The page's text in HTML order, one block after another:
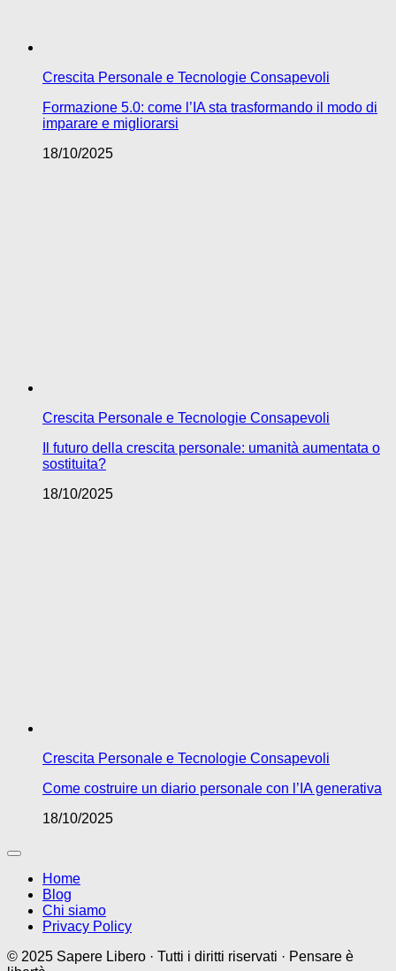
Crescita Personale e Tecnologie Consapevoli
Formazione 5.0: come l’IA sta trasformando il modo di
imparare e migliorarsi
18/10/2025
Crescita Personale e Tecnologie Consapevoli
Il futuro della crescita personale: umanità aumentata o
sostituita?
18/10/2025
Crescita Personale e Tecnologie Consapevoli
Come costruire un diario personale con l’IA generativa
18/10/2025
Home
Blog
Chi siamo
Privacy Policy
© 2025 Sapere Libero · Tutti i diritti riservati · Pensare è